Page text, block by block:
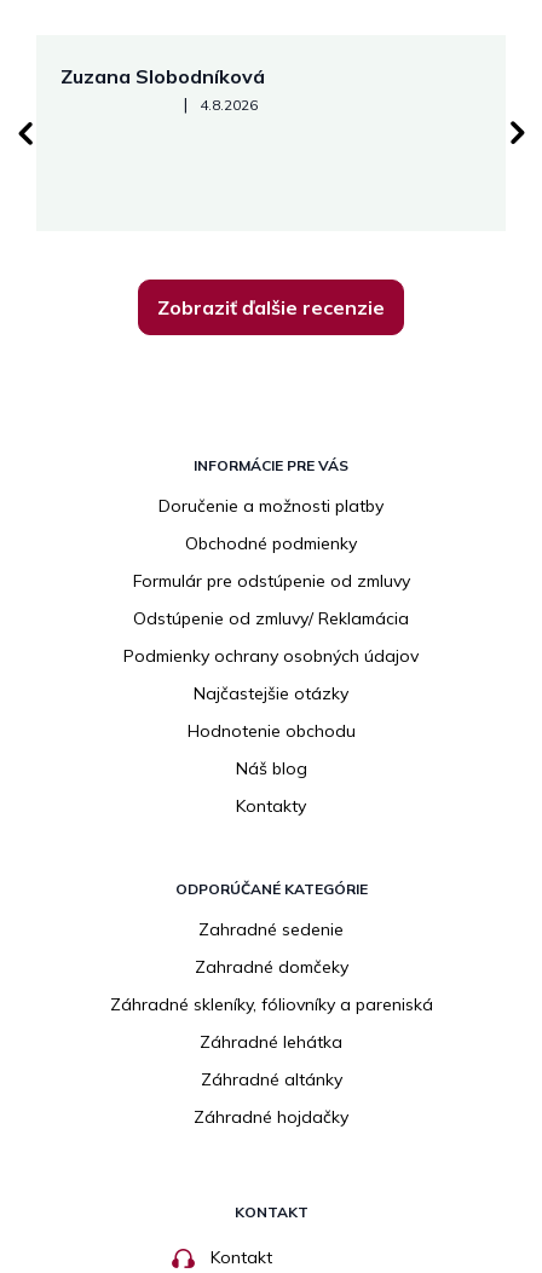
Zuzana Slobodníková
Hodnotenie obchodu je 5 z 5 hviezdičiek.
| 4.8.2026
Zobraziť ďalšie recenzie
INFORMÁCIE PRE VÁS
Doručenie a možnosti platby
Obchodné podmienky
Formulár pre odstúpenie od zmluvy
Odstúpenie od zmluvy/ Reklamácia
Podmienky ochrany osobných údajov
Najčastejšie otázky
Hodnotenie obchodu
Náš blog
Kontakty
ODPORÚČANÉ KATEGÓRIE
Zahradné sedenie
Zahradné domčeky
Záhradné skleníky, fóliovníky a pareniská
Záhradné lehátka
Záhradné altánky
Záhradné hojdačky
KONTAKT
Kontakt